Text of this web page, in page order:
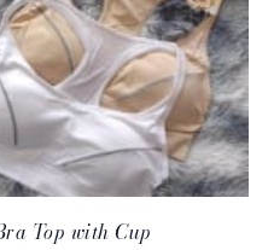
Top with Cup